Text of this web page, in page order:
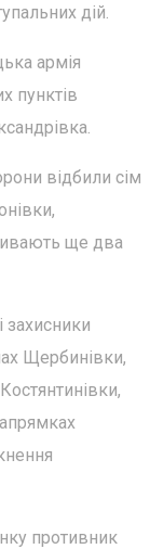
дій.
армія
пунктів
відбили сім
ще два
захисники
Щербинівки,
противник